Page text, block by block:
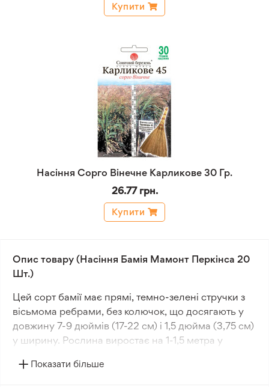
Купити
Насіння Сорго Вінечне Карликове 30 Гр.
26.77 грн.
Купити
Опис товару (Насіння Бамія Мамонт Перкінса 20
Шт.)
Цей сорт бамії має прямі, темно-зелені стручки з
вісьмома ребрами, без колючок, що досягають у
довжину 7-9 дюймів (17-22 см) і 1,5 дюйма (3,75 см)
у ширину. Рослина виростає на 1-1,5 метра у
дюймів від землі (7,5 см) і покривають всю верхню
Показати більше